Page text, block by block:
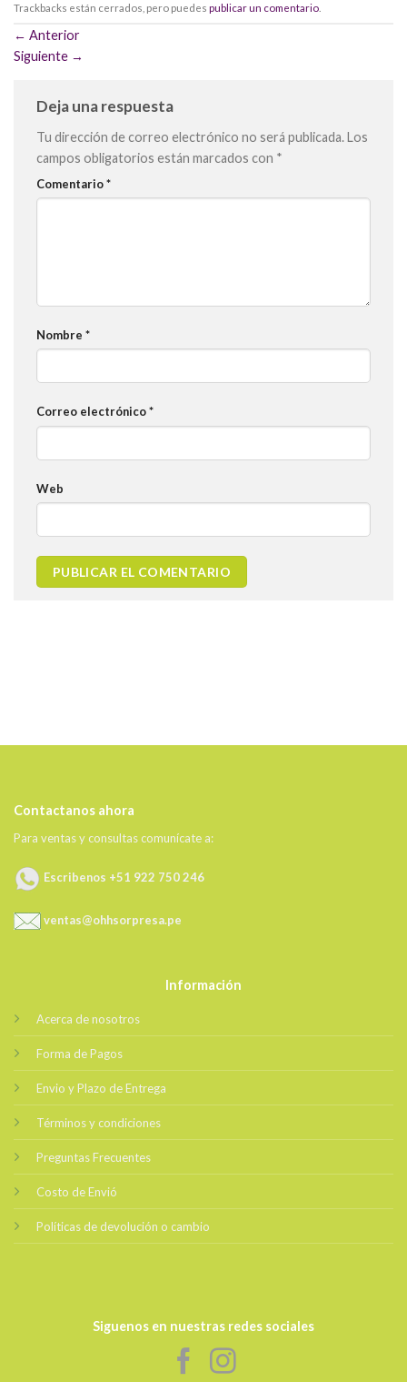
Trackbacks están cerrados, pero puedes publicar un comentario
← Anterior
Siguiente →
Deja una respuesta
Tu dirección de correo electrónico no será publicada.Los
campos obligatorios están marcados con *
Comentario*
Nombre *
Correo electrónico*
Web
Contactanos ahora
Para ventas y consultas comunícate a:
Escribenos +51 922 750 246
ventas@ohhsorpresa.pe
Información
Acerca de nosotros
Forma de Pagos
Envio y Plazo de Entrega
Términos y condiciones
Preguntas Frecuentes
Costo de Envió
Políticas de devolución o cambio
Siguenos en nuestras redes sociales